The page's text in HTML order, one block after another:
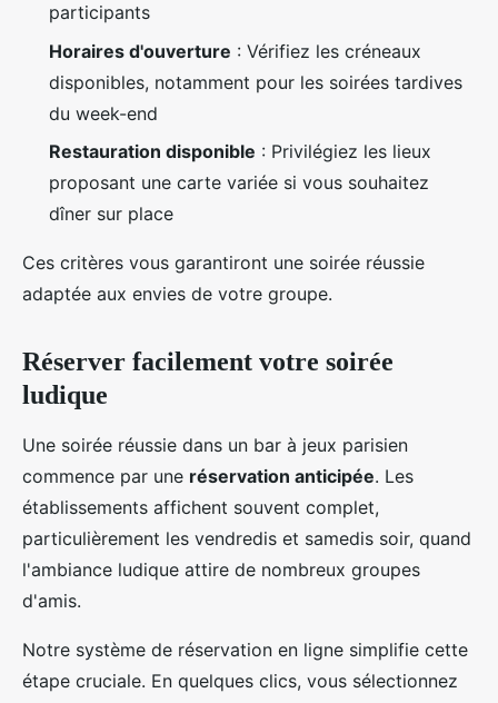
participants
Horaires d'ouverture : Vérifiez les créneaux
disponibles, notamment pour les soirées tardives
du week-end
Restauration disponible : Privilégiez les lieux
proposant une carte variée si vous souhaitez
dîner sur place
Ces critères vous garantiront une soirée réussie
adaptée aux envies de votre groupe.
Réserver facilement votre soirée
ludique
Une soirée réussie dans un bar à jeux parisien
commence par une réservation anticipée. Les
établissements affichent souvent complet,
particulièrement les vendredis et samedis soir, quand
l'ambiance ludique attire de nombreux groupes
d'amis.
Notre système de réservation en ligne simplifie cette
étape cruciale. En quelques clics, vous sélectionnez